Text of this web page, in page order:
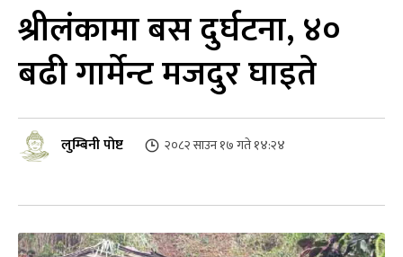
श्रीलंकामा बस दुर्घटना, ४०
बढी गार्मेन्ट मजदुर घाइते
लुम्बिनी पोष्ट २०८२ साउन १७ गते १४:२४